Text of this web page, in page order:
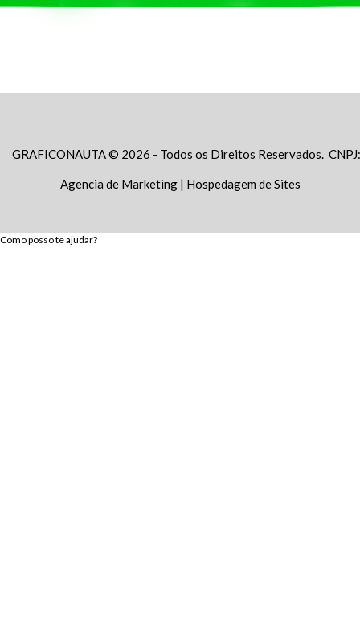
GRAFICONAUTA © 2026 - Todos os Direitos Reservados.
Agencia de Marketing| Hospedagem de Sites
Como posso te ajudar?